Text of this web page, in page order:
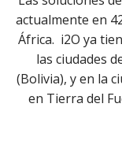
actualmente en
África. i2O ya
las ciudades
(Bolivia), y en la
en Tierra del